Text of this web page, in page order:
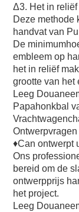
Δ3. Het in reliëf
Deze methode
handvat van
De
embleem op
het in reliëf
grootte van het
Leeg
Papahonkbal
Ontwerpvragen
♦Can ontwerpt
Ons
bereid om de
ontwerpprijs
het project.
Leeg